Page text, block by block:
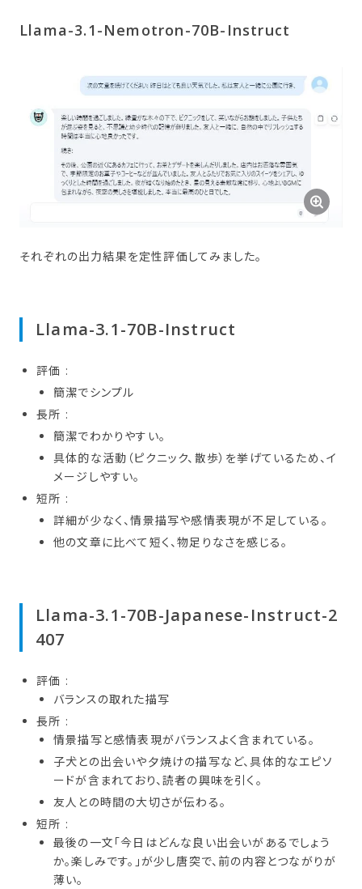
Llama-3.1-Nemotron-70B-Instruct
それぞれの出力結果を定性評価してみました。
Llama-3.1-70B-Instruct
評価 :
簡潔でシンプル
長所 :
簡潔でわかりやすい。
具体的な活動（ピクニック、散歩）を挙げているため、イ
メージしやすい。
短所 :
詳細が少なく、情景描写や感情表現が不足している。
他の文章に比べて短く、物足りなさを感じる。
Llama-3.1-70B-Japanese-Instruct-2
407
評価 :
バランスの取れた描写
長所 :
情景描写と感情表現がバランスよく含まれている。
子犬との出会いや夕焼けの描写など、具体的なエピソ
ードが含まれており、読者の興味を引く。
友人との時間の大切さが伝わる。
短所 :
最後の一文「今日はどんな良い出会いがあるでしょう
か。楽しみです。」が少し唐突で、前の内容とつながりが
薄い。